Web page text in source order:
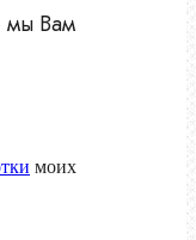
мы Вам
моих